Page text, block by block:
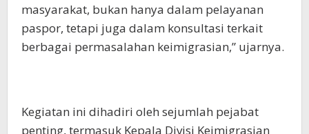
masyarakat, bukan hanya dalam pelayanan
paspor, tetapi juga dalam konsultasi terkait
berbagai permasalahan keimigrasian,” ujarnya.
Kegiatan ini dihadiri oleh sejumlah pejabat
penting, termasuk Kepala Divisi Keimigrasian